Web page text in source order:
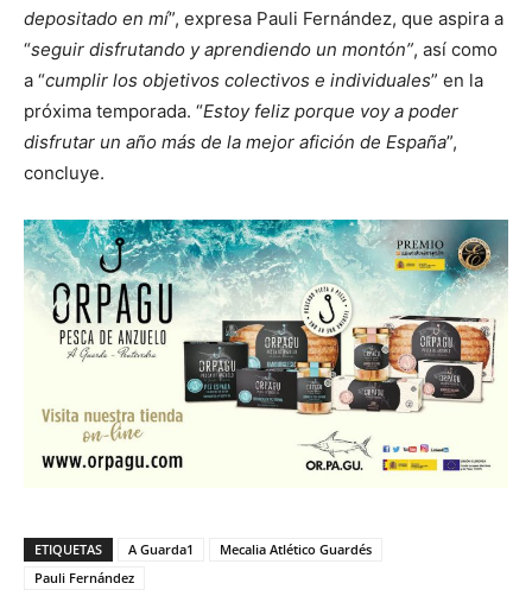
depositado en mí”, expresa Pauli Fernández, que aspira a
“seguir disfrutando y aprendiendo un montón”, así como
a “cumplir los objetivos colectivos e individuales” en la
próxima temporada. “Estoy feliz porque voy a poder
disfrutar un año más de la mejor afición de España”,
concluye.
ETIQUETAS A Guarda1
Mecalia Atlético Guardés
Pauli Fernández